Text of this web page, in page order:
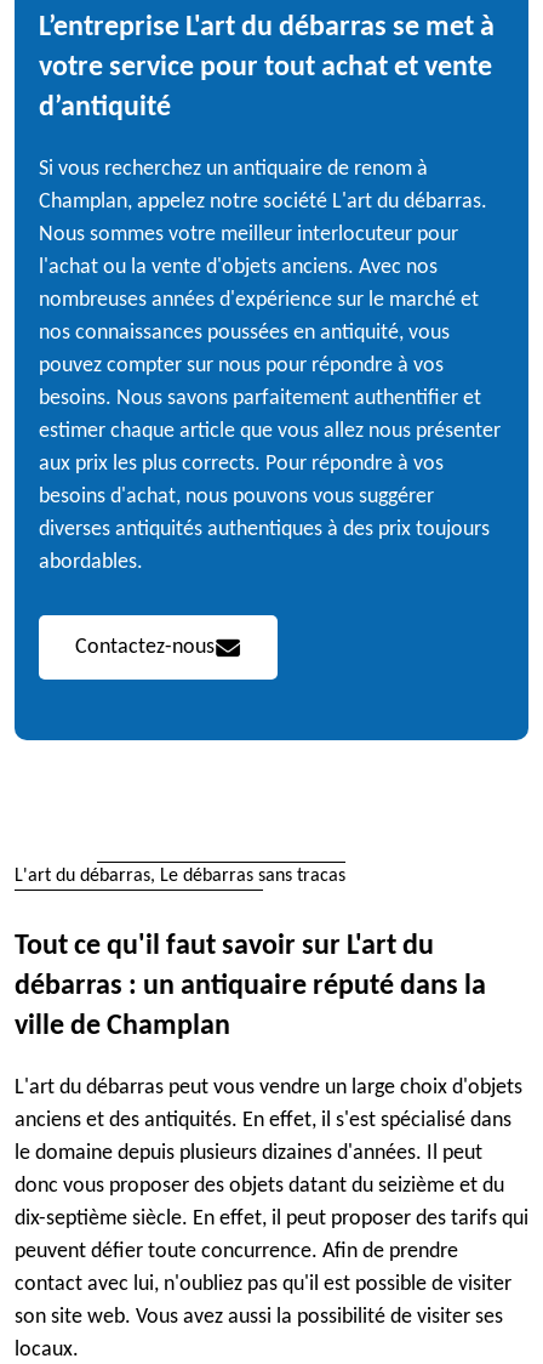
L’entreprise L'art du débarras se met à
votre service pour tout achat et vente
d’antiquité
Si vous recherchez un antiquaire de renom à
Champlan, appelez notre société L'art du débarras.
Nous sommes votre meilleur interlocuteur pour
l'achat ou la vente d'objets anciens. Avec nos
nombreuses années d'expérience sur le marché et
nos connaissances poussées en antiquité, vous
pouvez compter sur nous pour répondre à vos
besoins. Nous savons parfaitement authentifier et
estimer chaque article que vous allez nous présenter
aux prix les plus corrects. Pour répondre à vos
besoins d'achat, nous pouvons vous suggérer
diverses antiquités authentiques à des prix toujours
abordables.
Contactez-nous
L'art du débarras, Le débarras sans tracas
Tout ce qu'il faut savoir sur L'art du
débarras : un antiquaire réputé dans la
ville de Champlan
L'art du débarras peut vous vendre un large choix d'objets
anciens et des antiquités. En effet, il s'est spécialisé dans
le domaine depuis plusieurs dizaines d'années. Il peut
donc vous proposer des objets datant du seizième et du
dix-septième siècle. En effet, il peut proposer des tarifs qui
peuvent défier toute concurrence. Afin de prendre
contact avec lui, n'oubliez pas qu'il est possible de visiter
son site web. Vous avez aussi la possibilité de visiter ses
locaux.